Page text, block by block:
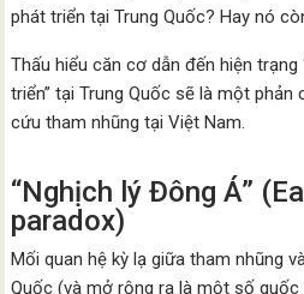
phát triển tại Trung Quốc? Hay nó
Thấu hiểu căn cơ dẫn đến hiện
triển” tại Trung Quốc sẽ là một
cứu tham nhũng tại Việt Nam.
“Nghịch lý Đông Á”
paradox)
Mối quan hệ kỳ lạ giữa tham nhũng
Quốc (và mở rộng ra là một số